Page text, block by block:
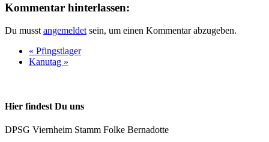
Kommentar hinterlassen:
Du musstangemeldetsein, um einen Kommentar abzugeben.
« Pfingstlager
Kanutag »
Hier findest Du uns
DPSG Viernheim Stamm Folke Bernadotte